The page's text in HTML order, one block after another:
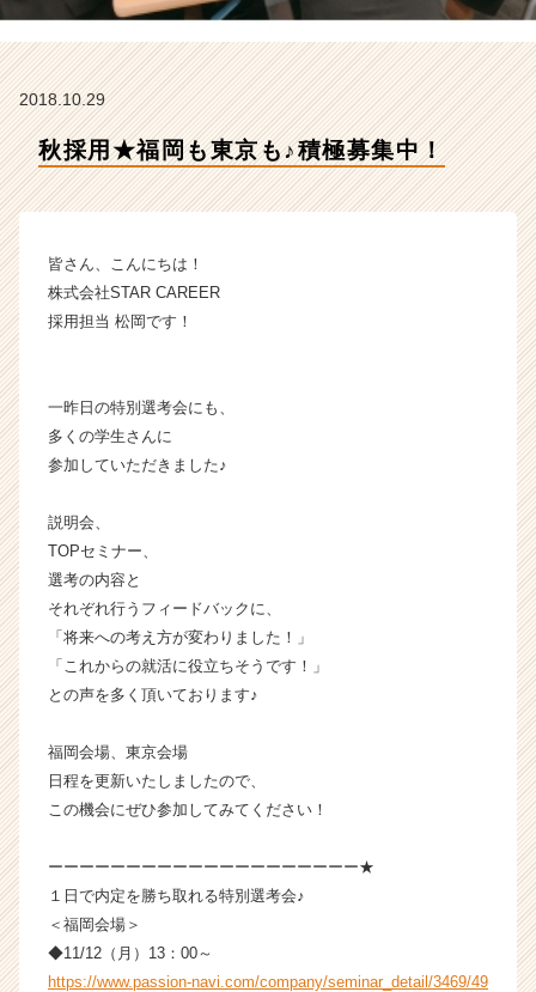
タ
イ
ン】
|
ン
ャ
ー・
か
ス
く
就
活
サ
ア
キ
リ
ア
h
2018.10.29
秋採用★福岡も東京も♪積極募集中！
皆さん、こんにちは！
株式会社STAR CAREER
採用担当 松岡です！
一昨日の特別選考会にも、
多くの学生さんに
参加していただきました♪
説明会、
TOPセミナー、
選考の内容と
それぞれ行うフィードバックに、
「将来への考え方が変わりました！」
「これからの就活に役立ちそうです！」
との声を多く頂いております♪
福岡会場、東京会場
日程を更新いたしましたので、
この機会にぜひ参加してみてください！
ーーーーーーーーーーーーーーーーーーーー★
１日で内定を勝ち取れる特別選考会♪
＜福岡会場＞
◆11/12（月）13：00～
https://www.passion-navi.com/company/seminar_detail/3469/49